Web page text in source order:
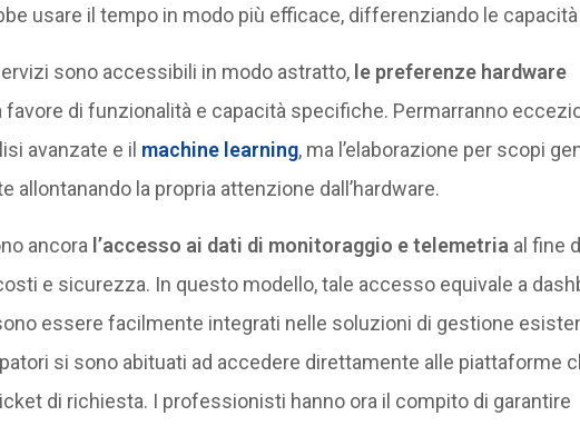
usare il tempo in modo più efficace, differenziando le
sono accessibili in modo astratto, le preferenze hardware
favore di funzionalità e capacità specifiche. Permarranno
avanzate e il machine learning, ma l’elaborazione per scopi
allontanando la propria attenzione dall’hardware.
ancora l’accesso ai dati di monitoraggio e telemetria al fine
e sicurezza. In questo modello, tale accesso equivale a
essere facilmente integrati nelle soluzioni di gestione
si sono abituati ad accedere direttamente alle piattaforme
di richiesta. I professionisti hanno ora il compito di garantire